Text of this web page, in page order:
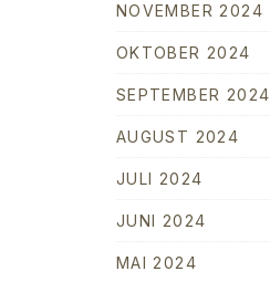
NOVEMBER 2024
OKTOBER 2024
SEPTEMBER 2024
AUGUST 2024
JULI 2024
JUNI 2024
MAI 2024